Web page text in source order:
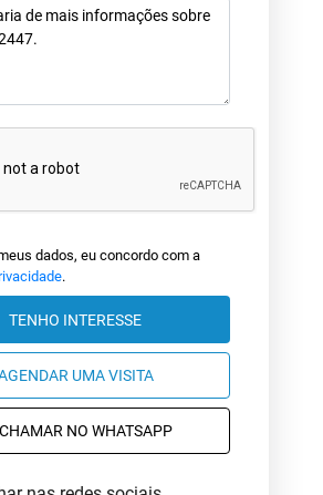
dados, eu concordo com a
.
TENHO INTERESSE
AGENDAR UMA VISITA
CHAMAR NO WHATSAPP